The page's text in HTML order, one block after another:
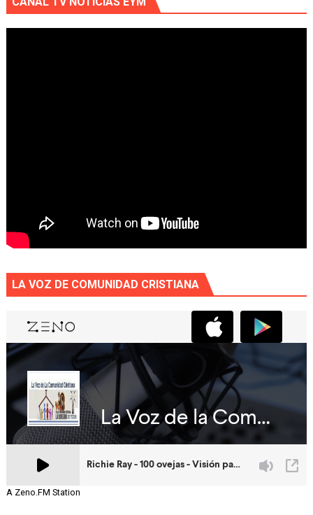
LA VOZ DE COMUNIDAD CRISTIANA
A Zeno.FM Station